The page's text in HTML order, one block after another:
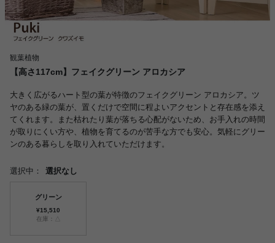
観葉植物
【高さ117cm】フェイクグリーン アロカシア
大きく広がるハート型の葉が特徴のフェイクグリーン アロカシア。ツ
ヤのある緑の葉が、置くだけで空間に程よいアクセントと存在感を添え
てくれます。また枯れたり葉が落ちる心配がないため、お手入れの時間
が取りにくい方や、植物を育てるのが苦手な方でも安心。気軽にグリー
ンのある暮らしを取り入れていただけます。
選択中： 選択なし
グリーン
¥15,510
在庫：△